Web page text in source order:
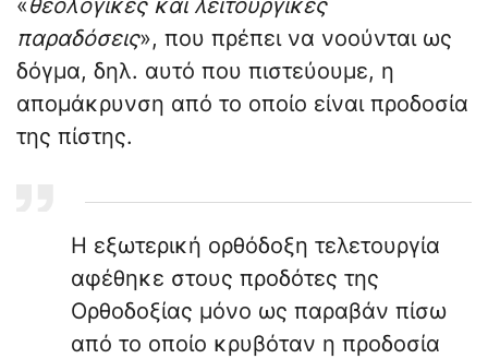
«θεολογικές και λειτουργικές
παραδόσεις», που πρέπει να νοούνται ως
δόγμα, δηλ. αυτό που πιστεύουμε, η
απομάκρυνση από το οποίο είναι προδοσία
της πίστης.
Η εξωτερική ορθόδοξη τελετουργία
αφέθηκε στους προδότες της
Ορθοδοξίας μόνο ως παραβάν πίσω
από το οποίο κρυβόταν η προδοσία